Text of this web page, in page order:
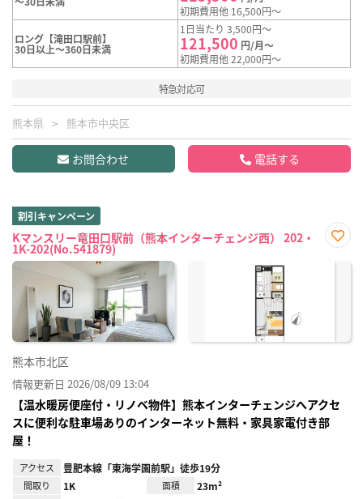
初期費用他 16,500円～
ロング【滝田口駅前】
30日以上～360日未満
1日当たり 3,500円～
121,500 円/月～
初期費用他 22,000円～
特急対応可
熊本県 熊本市中央区
お問合わせ 電話する
割引キャンペーン
Kマンスリー竜田口駅前（熊本インターチェンジ西） 202・
1K-202(No.541879)
に入
熊本市北区
情報更新日 2026/08/09 13:04
【温水暖房便座付・リノベ物件】熊本インターチェンジへアクセ
スに便利な駐車場ありのインターネット無料・家具家電付き部
屋！
アクセス 豊肥本線「東海学園前駅」徒歩19分
間取り 1K 面積 23m²